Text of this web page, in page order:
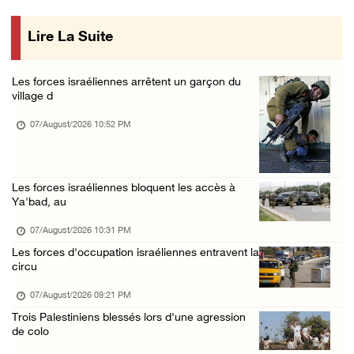
Nouvelle attaque de colons à Ramallah : une ...
L’armée israélienne installe un barrage mili ...
Nouvelles incursions à Bethléem et Tubas : d ...
Jérusalem : l'armée israélienne se retire du ...
Les autorités d'occupation émettent des ordr ...
06/August/2026 11:55 PM
Les forces israéliennes mènent un raid à Ya' ...
06/August/2026 11:30 PM
Lire La Suite
Les forces israéliennes arrêtent un garçon du
village d
07/August/2026 10:52 PM
Les forces israéliennes bloquent les accès à
Ya'bad, au
07/August/2026 10:31 PM
Les forces d'occupation israéliennes entravent la
circu
07/August/2026 09:21 PM
Trois Palestiniens blessés lors d'une agression
de colo